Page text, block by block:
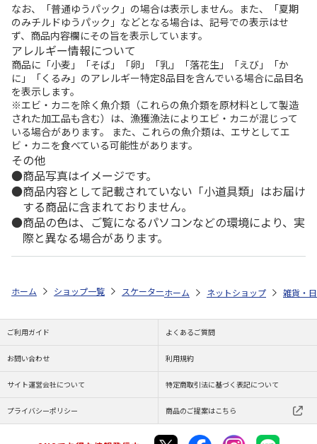
なお、「普通ゆうパック」の場合は表示しません。また、「夏期
のみチルドゆうパック」などとなる場合は、記号での表示はせ
ず、商品内容欄にその旨を表示しています。
アレルギー情報について
商品に「小麦」「そば」「卵」「乳」「落花生」「えび」「か
に」「くるみ」のアレルギー特定8品目を含んでいる場合に品目名
を表示します。
※エビ・カニを除く魚介類（これらの魚介類を原材料として製造
された加工品も含む）は、漁獲漁法によりエビ・カニが混じって
いる場合があります。 また、これらの魚介類は、エサとしてエ
ビ・カニを食べている可能性があります。
その他
商品写真はイメージです。
商品内容として記載されていない「小道具類」はお届け
する商品に含まれておりません。
商品の色は、ご覧になるパソコンなどの環境により、実
際と異なる場合があります。
ホーム ショップ一覧 スケーター 不織布行楽トートバッグ SNOOPY
ホーム ネットショップ 雑貨・
ご利用ガイド よくあるご質問
お問い合わせ 利用規約
サイト運営会社について 特定商取引法に基づく表記について
プライバシーポリシー 商品のご提案はこちら